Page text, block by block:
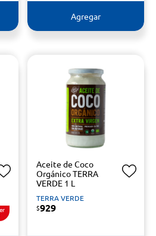
Agregar
Aceite de Coco
Orgánico TERRA
VERDE 1 L
TERRA VERDE
$929